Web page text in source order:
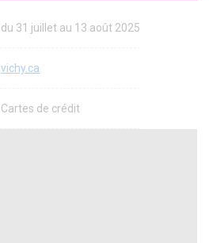
du 31 juillet au 13 août 2025
vichy.ca
Cartes de crédit